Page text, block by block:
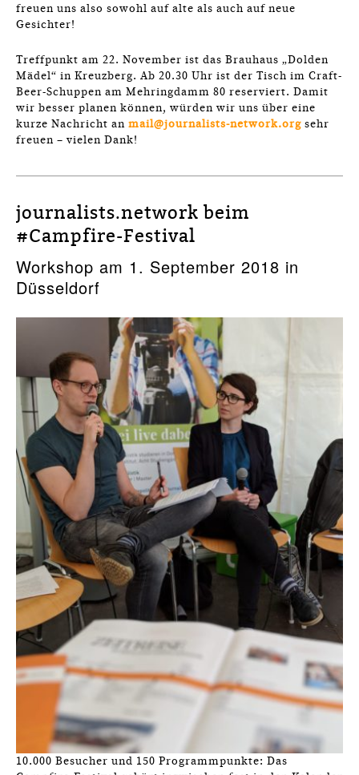
freuen uns also sowohl auf alte als auch auf neue
Gesichter!
Treffpunkt am 22. November ist das Brauhaus „Dolden
Mädel“ in Kreuzberg. Ab 20.30 Uhr ist der Tisch im Craft-
Beer-Schuppen am Mehringdamm 80 reserviert. Damit
wir besser planen können, würden wir uns über eine
kurze Nachricht an mail@journalists-network.org sehr
freuen – vielen Dank!
journalists.network beim
#Campfire-Festival
Workshop am 1. September 2018 in
Düsseldorf
10.000 Besucher und 150 Programmpunkte: Das